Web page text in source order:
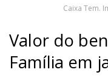
Caixa Tem.
Valor do
Família em